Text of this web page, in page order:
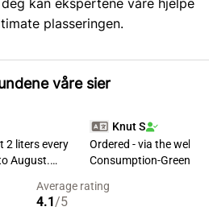
kan ekspertene våre hjelpe
plasseringen.
våre sier